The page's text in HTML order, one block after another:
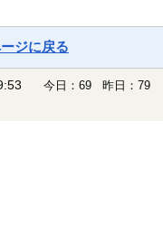
ジに戻る
今日：69 昨日：79